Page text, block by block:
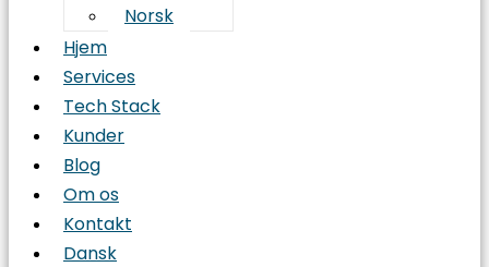
Norsk
Hjem
Services
Tech Stack
Kunder
Blog
Om os
Kontakt
Dansk